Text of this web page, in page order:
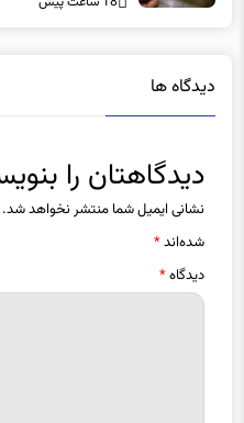
نشانی ایمیل شما منتشر نخواهد شد.
شده‌اند*
دیدگاه*